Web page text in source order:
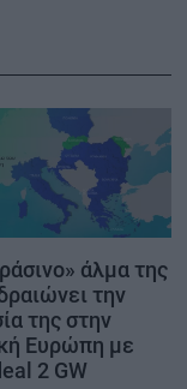
άλμα της
την
της στην
Ευρώπη με
2 GW